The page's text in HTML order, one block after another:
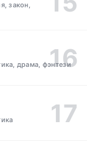
закон,
драма, фэнтези